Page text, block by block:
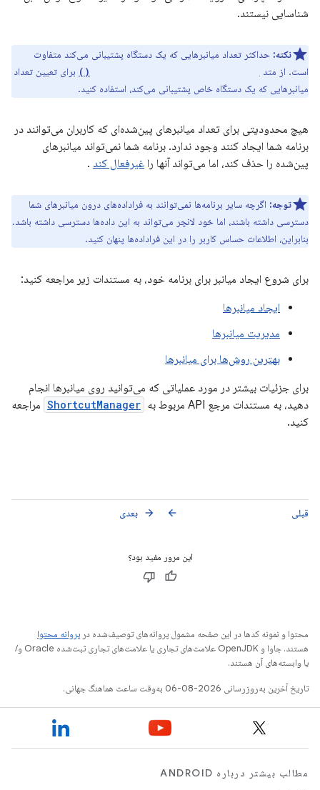
شناسایی نیستند.
نکته: حداکثر تعداد میانبرهایی که یک دستگاه پشتیبانی می‌کند متفاوت
است. از متد
برای تعیین تعداد
میانبرهایی که یک دستگاه خاص پشتیبانی می‌کند، استفاده کنید.
هیچ محدودیتی برای تعداد میانبرهای پین‌شده‌ای که کاربران می‌توانند در
برنامه شما ایجاد کنند وجود ندارد. برنامه شما نمی‌تواند میانبرهای
پین‌شده را حذف کند، اما می‌تواند آنها را غیرفعال کند .
توجه: اگرچه سایر برنامه‌ها نمی‌توانند به فراداده‌های درون میانبرهای شما
دسترسی داشته باشند، اما خود لانچر می‌تواند به این داده‌ها دسترسی داشته باشد.
بنابراین، اطلاعات حساس کاربر را در این فراداده‌ها پنهان کنید.
برای شروع ایجاد میانبر برای برنامه خود، به مستندات زیر مراجعه کنید:
ایجاد میانبرها
مدیریت میانبرها
بهترین روش‌ها برای میانبرها
برای جزئیات بیشتر در مورد عملیاتی که می‌توانید روی میانبرها انجام
دهید، به مستندات مرجع API مربوط به
ShortcutManager مراجعه
کنید.
قبلی arrow_back بعدی arrow_forward
این مرور مفید بود؟
محتوا و نمونه کدها در این صفحه مشمول پروانه‌های توصیف‌شده در پروانه محتوا
هستند. جاوا و OpenJDK علامت‌های تجاری یا علامت‌های تجاری ثبت‌شده Oracle و/
یا وابسته‌های آن هستند.
تاریخ آخرین به‌روزرسانی 2026-08-06 به‌وقت ساعت هماهنگ جهانی.
مطالب بیشتر درباره ANDROID